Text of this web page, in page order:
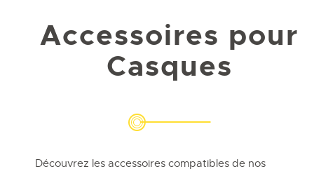
Accessoires pour
Casques
Découvrez les accessoires compatibles de nos